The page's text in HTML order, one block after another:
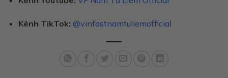
Kênh TikTok: @vinfastnamtuliemofficial